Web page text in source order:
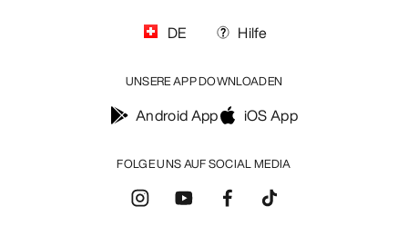
FOLGE UNS AUF SOCIAL MEDIA
DE Hilfe
UNSERE APP DOWNLOADEN
Android App iOS App